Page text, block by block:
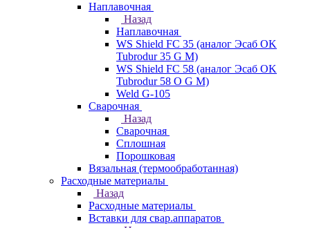
Наплавочная
Назад
Наплавочная
WS Shield FC 35 (аналог Эсаб OK
Tubrodur 35 G M)
WS Shield FC 58 (аналог Эсаб OK
Tubrodur 58 O G M)
Weld G-105
Сварочная
Назад
Сварочная
Сплошная
Порошковая
Вязальная (термообработанная)
Расходные материалы
Назад
Расходные материалы
Вставки для свар.аппаратов